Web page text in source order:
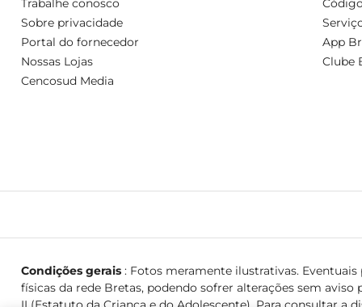
Trabalhe conosco
Sobre privacidade
Portal do fornecedor
Nossas Lojas
Cencosud Media
App
Clube
Condições gerais: Fotos meramente ilustrativas. Eventuais
físicas da rede Bretas, podendo sofrer alterações sem aviso